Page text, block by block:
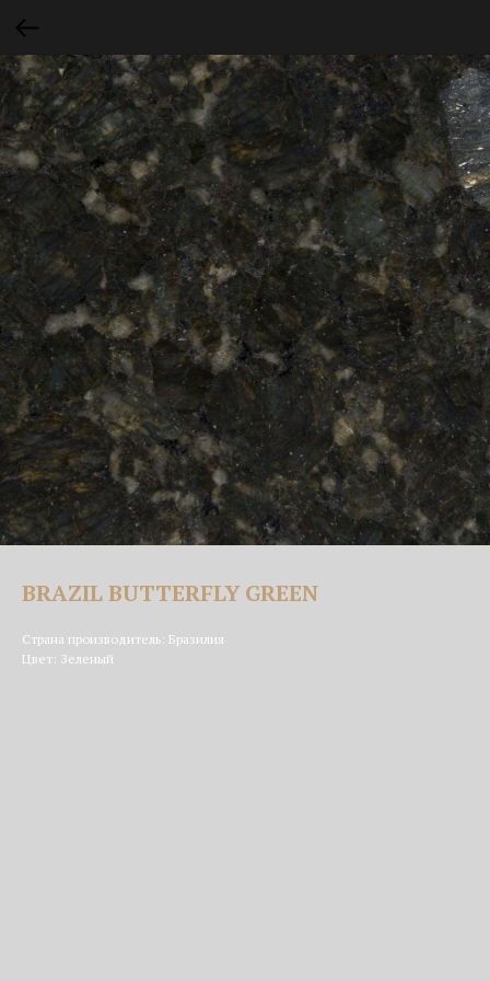
BRAZIL BUTTERFLY GREEN
Страна производитель: Бразилия
Цвет: Зеленый